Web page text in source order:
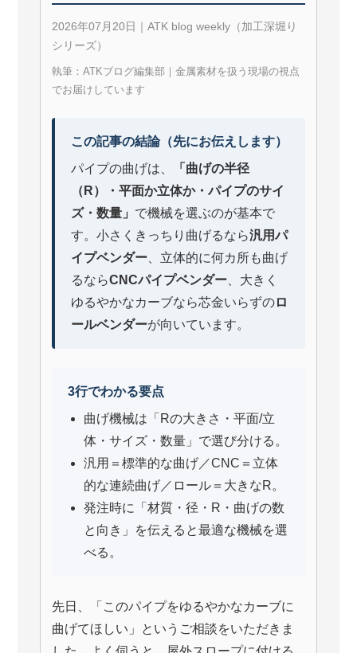
2026年07月20日｜ATK blog weekly（加工深堀り
シリーズ）
執筆：ATKブログ編集部｜金属素材を扱う現場の視点
でお届けしています
この記事の結論（先にお伝えします）
パイプの曲げは、
「曲げの半径
（R）・平面か立体か・パイプのサイ
ズ・数量」 で機械を選ぶのが基本で
す。小さくきっちり曲げるなら汎用パ
イプベンダー、立体的に何カ所も曲げ
るならCNCパイプベンダー、大きく
ゆるやかなカーブなら芯金いらずのロ
ールベンダーが向いています。
3行でわかる要点
曲げ機械は「Rの大きさ・平面/立
体・サイズ・数量」で選び分ける。
汎用＝標準的な曲げ／CNC＝立体
的な連続曲げ／ロール＝大きなR。
発注時に「材質・径・R・曲げの数
と向き」を伝えると最適な機械を選
べる。
先日、「このパイプをゆるやかなカーブに
曲げてほしい」というご相談をいただきま